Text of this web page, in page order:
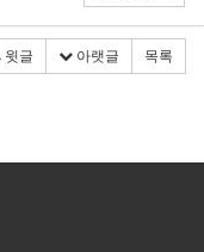
윗글 아랫글 목록